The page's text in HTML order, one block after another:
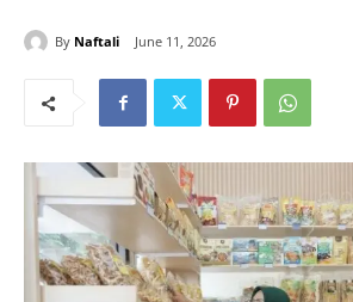
By Naftali June 11, 2026